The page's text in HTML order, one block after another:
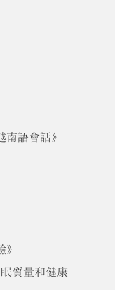
語會話》
質量和健康